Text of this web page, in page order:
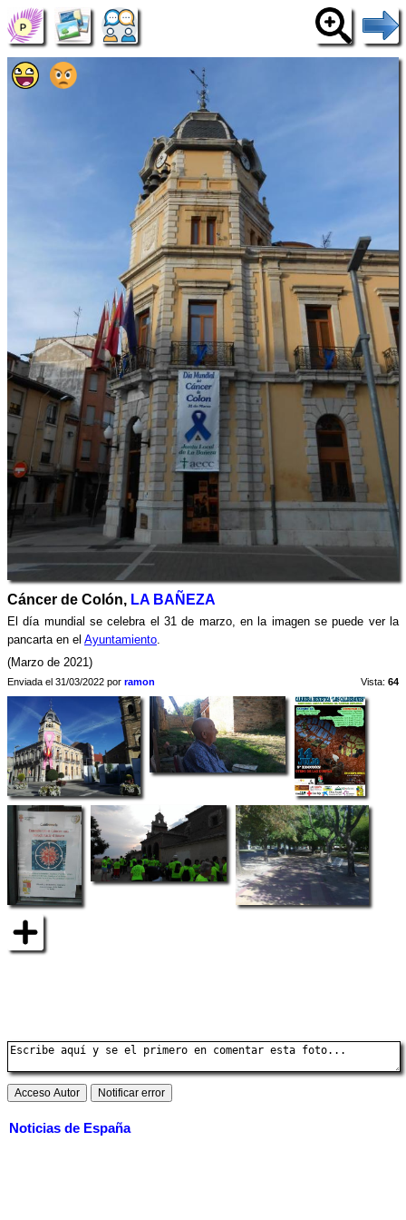
Cáncer de Colón, LA BAÑEZA
El día mundial se celebra el 31 de marzo, en la imagen se puede ver la
pancarta en el Ayuntamiento.
(Marzo de 2021)
Enviada el 31/03/2022 por ramon Vista: 64
Noticias de España